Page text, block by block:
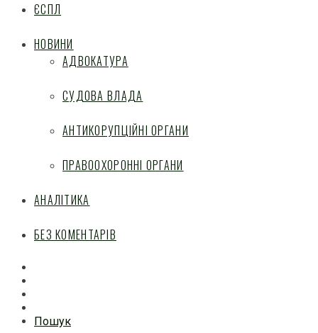
ЄСПЛ
НОВИНИ
АДВОКАТУРА
СУДОВА ВЛАДА
АНТИКОРУПЦІЙНІ ОРГАНИ
ПРАВООХОРОННІ ОРГАНИ
АНАЛІТИКА
БЕЗ КОМЕНТАРІВ
Пошук